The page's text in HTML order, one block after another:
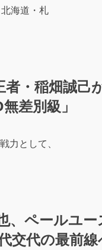
海道・札
者・稲畑誠
差別級」
力として、
也、ペール
交代の最前線